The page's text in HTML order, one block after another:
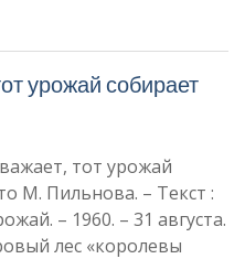
урожай собирает
тот урожай
М. Пильнова. – Текст :
– 1960. – 31 августа.
лес «королевы